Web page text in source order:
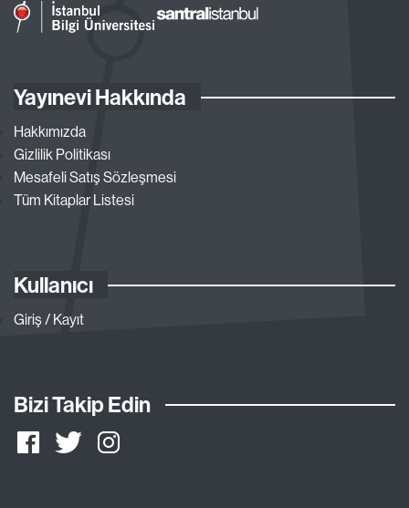
Yayınevi Hakkında
Hakkımızda
Gizlilik Politikası
Mesafeli Satış Sözleşmesi
Tüm Kitaplar Listesi
Kullanıcı
Giriş / Kayıt
Bizi Takip Edin